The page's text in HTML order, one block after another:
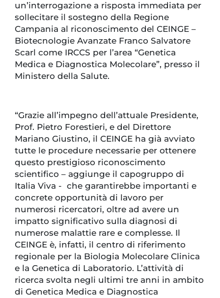
un’interrogazione a risposta immediata per
sollecitare il sostegno della Regione
Campania al riconoscimento del CEINGE –
Biotecnologie Avanzate Franco Salvatore
Scarl come IRCCS per l’area “Genetica
Medica e Diagnostica Molecolare”, presso il
Ministero della Salute.
“Grazie all’impegno dell’attuale Presidente,
Prof. Pietro Forestieri, e del Direttore
Mariano Giustino, il CEINGE ha già avviato
tutte le procedure necessarie per ottenere
questo prestigioso riconoscimento
scientifico – aggiunge il capogruppo di
Italia Viva - che garantirebbe importanti e
concrete opportunità di lavoro per
numerosi ricercatori, oltre ad avere un
impatto significativo sulla diagnosi di
numerose malattie rare e complesse. Il
CEINGE è, infatti, il centro di riferimento
regionale per la Biologia Molecolare Clinica
e la Genetica di Laboratorio. L’attività di
ricerca svolta negli ultimi tre anni in ambito
di Genetica Medica e Diagnostica